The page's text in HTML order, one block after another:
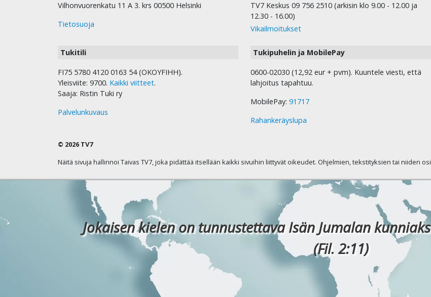
Vilhonvuorenkatu 11 A 3. krs 00500 Helsinki
Tietosuoja
TV7 Keskus 09 756 2510 (arkisin klo 9.00 - 12.00 ja
12.30 - 16.00)
Vikailmoitukset
Tukitili
FI75 5780 4120 0163 54 (OKOYFIHH).
Yleisviite: 9700. Kaikki viitteet.
Saaja: Ristin Tuki ry
Palvelunkuvaus
Tukipuhelin ja MobilePay
0600-02030 (12,92 eur + pvm). Kuuntele viesti, että
lahjoitus tapahtuu.
MobilePay: 91717
Rahankeräyslupa
© 2026 TV7
Näitä sivuja hallinnoi Taivas TV7, joka pidättää itsellään kaikki sivuihin liittyvät oikeudet. Ohjelmien, tekstityksien tai niiden
Jokaisen kielen on tunnustettava Isän Jumalan
(Fil. 2:11)